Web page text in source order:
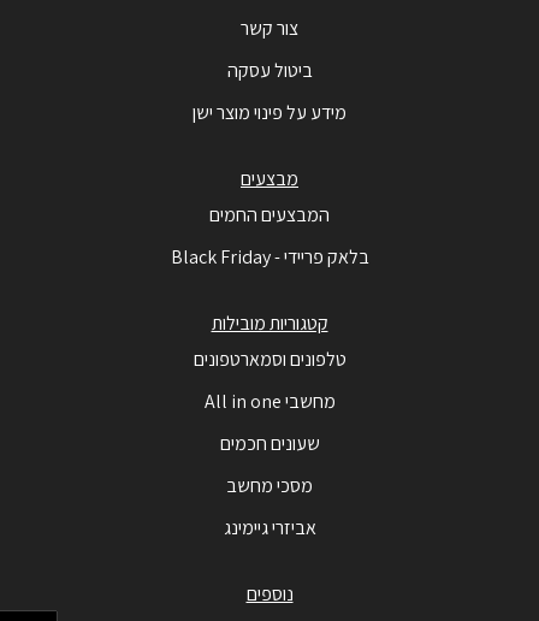
צור קשר
ביטול עסקה
מידע על פינוי מוצר ישן
מבצעים
המבצעים החמים
בלאק פריידי - Black Friday
קטגוריות מובילות
טלפונים וסמארטפונים
מחשבי All in one
שעונים חכמים
מסכי מחשב
אביזרי גיימינג
נוספים